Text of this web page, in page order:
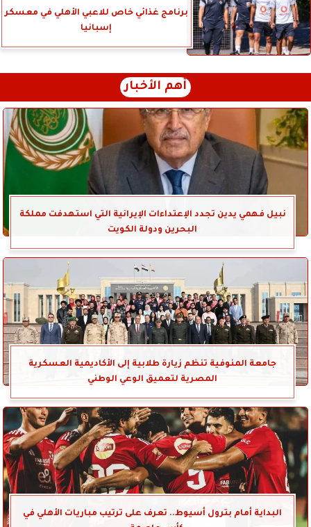
برنامج غذائي خاص للاعبي الأهلي في معسكر
إسبانيا
أهم الأخبار
نبيل فهمي يدين تجدد الإعتداءات الإيرانية التي استهدفت مملكة
البحرين ودولة الكويت
جامعة المنوفية تنظم زيارة طلابية إلى الأكاديمية العسكرية
المصرية لتعميق الوعي الوطني
البداية أمام بترول أسيوط.. تعرف على ترتيب مباريات الأهلي في